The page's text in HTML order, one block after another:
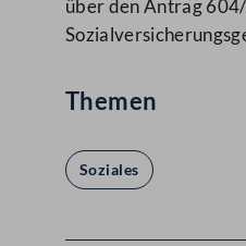
über den Antrag
Themen
Soziales